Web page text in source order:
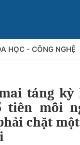
HỌC - CÔNG NGHỆ
táng
mỗi
chặt